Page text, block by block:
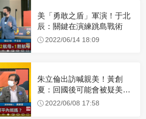
美「勇敢之盾」軍演！于北
辰：關鍵在演練跳島戰術
2022/06/14 18:09
朱立倫出訪喊親美！黃創
夏：回國後可能會被疑美派
圍剿2022/06/08 17:58